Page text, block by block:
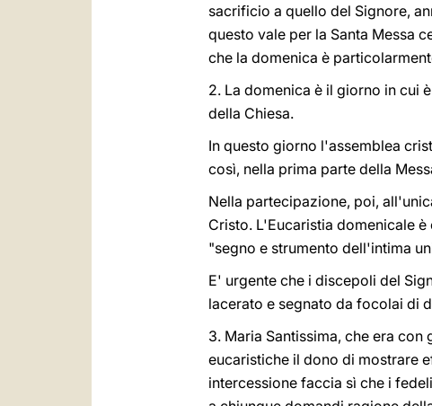
sacrificio a quello del Signore,
questo vale per la Santa Messa
che la domenica è
2. La domenica è il giorno in cui
della Chiesa.
In questo giorno l'assemblea
così, nella prima parte della
Nella partecipazione, poi,
Cristo. L'Eucaristia domenicale
"segno e strumento dell'intima
E' urgente che i discepoli del
lacerato e segnato da focolai di
3. Maria Santissima, che era
eucaristiche il dono di mostrare
intercessione faccia sì che i